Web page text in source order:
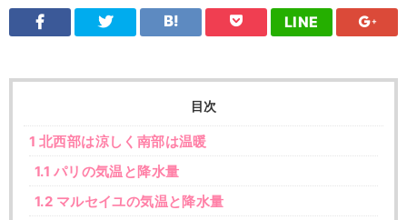
LINE
目次
1 北西部は涼しく南部は温暖
1.1 パリの気温と降水量
1.2 マルセイユの気温と降水量